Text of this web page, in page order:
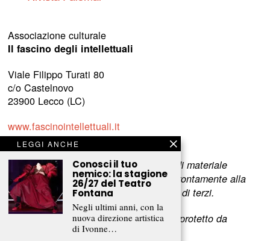
Associazione culturale
Il fascino degli intellettuali
Viale Filippo Turati 80
c/o Castelnovo
23900 Lecco (LC)
www.fascinointellettuali.it
info[at]fascinointellettuali.it
Per segnalare eventuali errori nell’uso di materiale
riservato,scriveteci e provvederemo prontamente alla
rimozione del materiale lesivo dei diritti di terzi.
L’intero contenuto di questo sito web è protetto da
LEGGI ANCHE
Conosci il tuo
nemico: la stagione
26/27 del Teatro
Fontana
Negli ultimi anni, con la
nuova direzione artistica
di Ivonne…